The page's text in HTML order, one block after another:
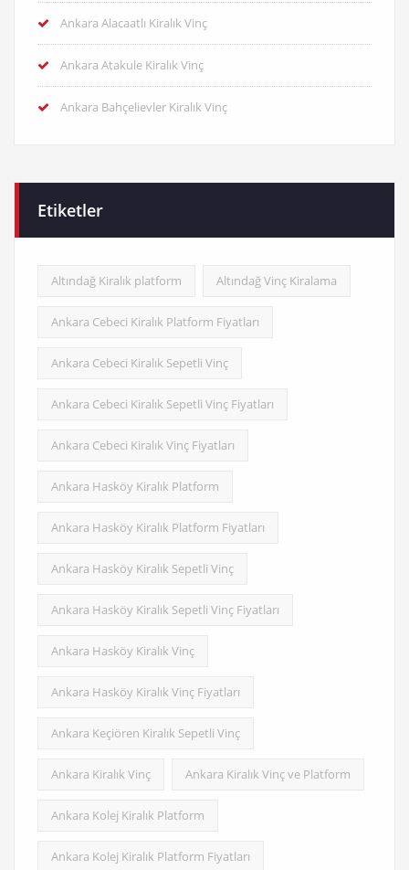
Ankara Alacaatlı Kiralık Vinç
Ankara Atakule Kiralık Vinç
Ankara Bahçelievler Kiralık Vinç
Etiketler
Altındağ Kiralık platform Altındağ Vinç Kiralama
Ankara Cebeci Kiralık Platform Fiyatları
Ankara Cebeci Kiralık Sepetli Vinç
Ankara Cebeci Kiralık Sepetli Vinç Fiyatları
Ankara Cebeci Kiralık Vinç Fiyatları
Ankara Hasköy Kiralık Platform
Ankara Hasköy Kiralık Platform Fiyatları
Ankara Hasköy Kiralık Sepetli Vinç
Ankara Hasköy Kiralık Sepetli Vinç Fiyatları
Ankara Hasköy Kiralık Vinç
Ankara Hasköy Kiralık Vinç Fiyatları
Ankara Keçiören Kiralık Sepetli Vinç
Ankara Kiralık Vinç Ankara Kiralık Vinç ve Platform
Ankara Kolej Kiralık Platform
Ankara Kolej Kiralık Platform Fiyatları